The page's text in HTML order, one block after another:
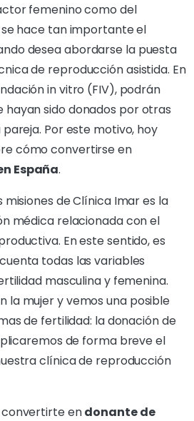
femenino como del
hace tan importante el
desea abordarse la puesta
de reproducción asistida. En
in vitro (FIV), podrán
hayan sido donados por otras
Por este motivo, hoy
cómo convertirse en
España.
misiones de Clínica Imar es la
médica relacionada con el
En este sentido, es
todas las variables
masculina y femenina.
la mujer y vemos una posible
de fertilidad: la donación de
de forma breve el
clínica de reproducción
convertirte endonante de